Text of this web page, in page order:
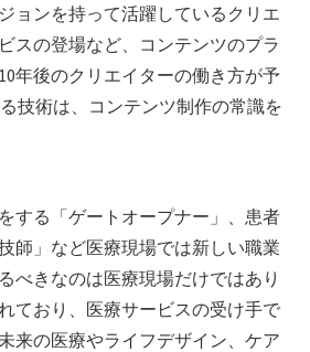
ョンを持って活躍しているクリエ
スの登場など、コンテンツのプラ
年後のクリエイターの働き方が予
技術は、コンテンツ制作の常識を
する「ゲートオープナー」、患者
師」など医療現場では新しい職業
べきなのは医療現場だけではあり
ており、医療サービスの受け手で
来の医療やライフデザイン、ケア